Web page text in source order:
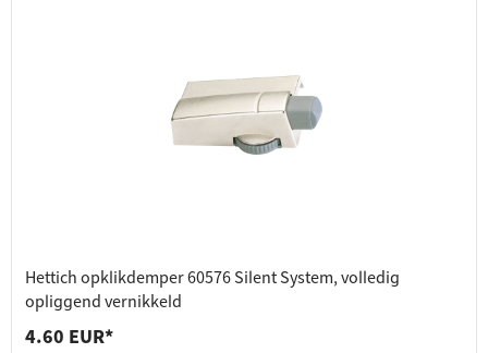
Hettich opklikdemper 60576 Silent System, volledig
opliggend vernikkeld
4.60 EUR*